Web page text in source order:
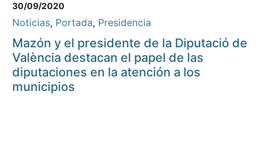
30/09/2020
Noticias, Portada, Presidencia
Mazón y el presidente de la Diputació de
València destacan el papel de las
diputaciones en la atención a los
municipios